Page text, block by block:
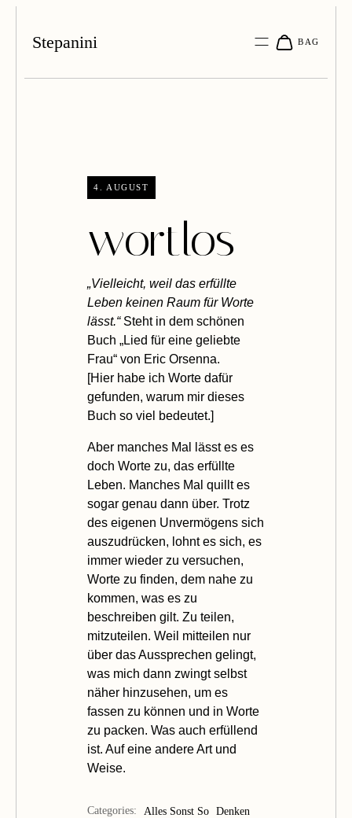
Stepanini
4. AUGUST
wortlos
„Vielleicht, weil das erfüllte
Leben keinen Raum für Worte
lässt.“ Steht in dem schönen
Buch „Lied für eine geliebte
Frau“ von Eric Orsenna.
[Hier habe ich Worte dafür
gefunden, warum mir dieses
Buch so viel bedeutet.]
Aber manches Mal lässt es es
doch Worte zu, das erfüllte
Leben. Manches Mal quillt es
sogar genau dann über. Trotz
des eigenen Unvermögens sich
auszudrücken, lohnt es sich, es
immer wieder zu versuchen,
Worte zu finden, dem nahe zu
kommen, was es zu
beschreiben gilt. Zu teilen,
mitzuteilen. Weil mitteilen nur
über das Aussprechen gelingt,
was mich dann zwingt selbst
näher hinzusehen, um es
fassen zu können und in Worte
zu packen. Was auch erfüllend
ist. Auf eine andere Art und
Weise.
Categories: Alles Sonst So Denken